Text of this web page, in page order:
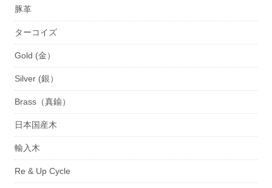
豚革
ターコイズ
Gold (金）
Silver (銀）
Brass（真鍮）
日本国産木
輸入木
Re & Up Cycle